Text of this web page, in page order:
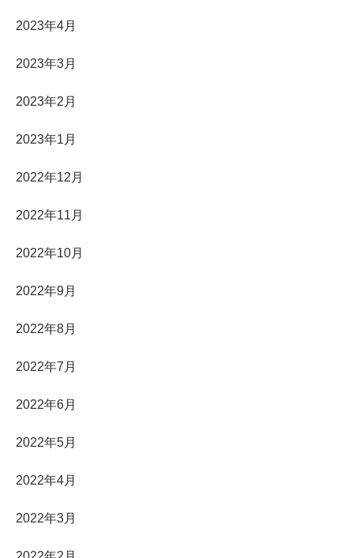
2023年4月
2023年3月
2023年2月
2023年1月
2022年12月
2022年11月
2022年10月
2022年9月
2022年8月
2022年7月
2022年6月
2022年5月
2022年4月
2022年3月